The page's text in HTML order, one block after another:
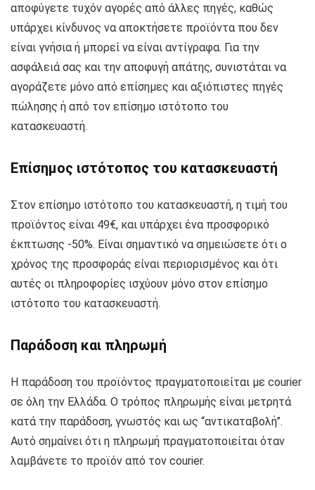
αποφύγετε τυχόν αγορές από άλλες πηγές, καθώς
υπάρχει κίνδυνος να αποκτήσετε προϊόντα που δεν
είναι γνήσια ή μπορεί να είναι αντίγραφα. Για την
ασφάλειά σας και την αποφυγή απάτης, συνιστάται να
αγοράζετε μόνο από επίσημες και αξιόπιστες πηγές
πώλησης ή από τον επίσημο ιστότοπο του
κατασκευαστή.
Επίσημος ιστότοπος του κατασκευαστή
Στον επίσημο ιστότοπο του κατασκευαστή, η τιμή του
προϊόντος είναι 49€, και υπάρχει ένα προσφορικό
έκπτωσης -50%. Είναι σημαντικό να σημειώσετε ότι ο
χρόνος της προσφοράς είναι περιορισμένος και ότι
αυτές οι πληροφορίες ισχύουν μόνο στον επίσημο
ιστότοπο του κατασκευαστή.
Παράδοση και πληρωμή
Η παράδοση του προϊόντος πραγματοποιείται με courier
σε όλη την Ελλάδα. Ο τρόπος πληρωμής είναι μετρητά
κατά την παράδοση, γνωστός και ως “αντικαταβολή”.
Αυτό σημαίνει ότι η πληρωμή πραγματοποιείται όταν
λαμβάνετε το προϊόν από τον courier.